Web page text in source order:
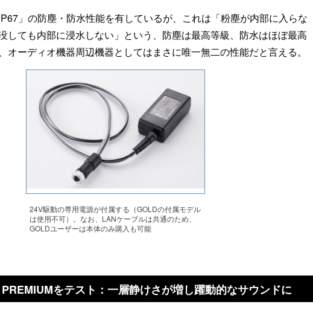
」の防塵・防水性能を有しているが、これは「粉塵が内部に入らな
しても内部に浸水しない」という、防塵は最高等級、防水はほぼ最高
オーディオ機器周辺機器としてはまさに唯一無二の性能だと言える。
24V駆動の専用電源が付属する（GOLDの付属モデル
は使用不可）。なお、LANケーブルは共通のため、
GOLDユーザーは本体のみ購入も可能
をテスト：一層静けさが増し躍動的なサウンドに